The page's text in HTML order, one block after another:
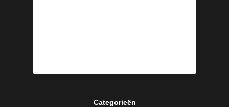
Categorieën